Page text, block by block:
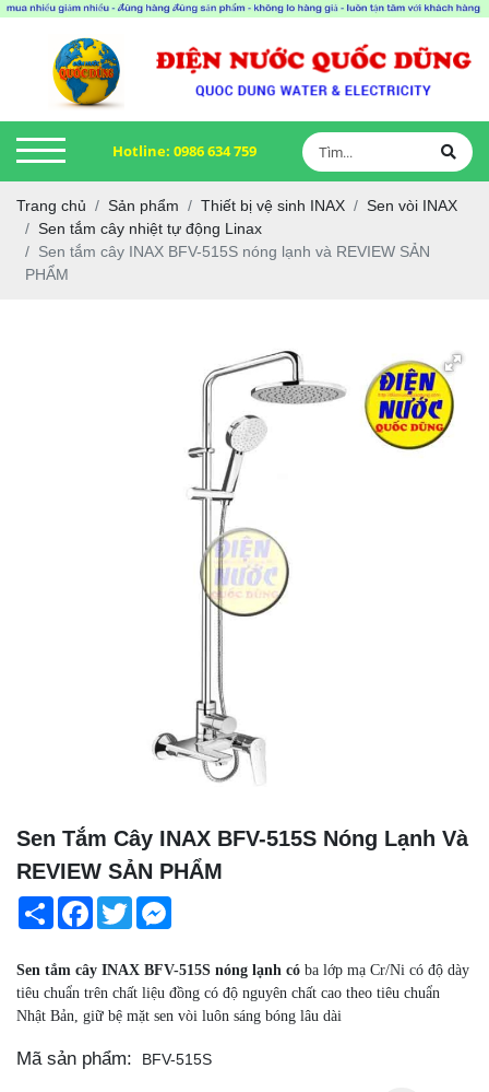
Hotline: 0986 634 759
Trang chủ Sản phẩm Thiết bị vệ sinh INAX
Sen vòi INAX
Sen tắm cây nhiệt tự động Linax
Sen tắm cây INAX BFV-515S nóng lạnh và REVIEW SẢN
PHẨM
Sen Tắm Cây INAX BFV-515S Nóng Lạnh Và
REVIEW SẢN PHẨM
Share Facebook
Twitter
Sen tắm cây INAX BFV-515S nóng lạnh có ba lớp mạ Cr/Ni có độ dày
tiêu chuẩn trên chất liệu đồng có độ nguyên chất cao theo tiêu chuẩn
Nhật Bản, giữ bệ mặt sen vòi luôn sáng bóng lâu dài
Mã sản phẩm: BFV-515S